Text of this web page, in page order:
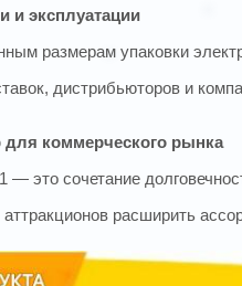
и эксплуатации
размерам упаковки
дистрибьюторов и
коммерческого рынка
— это сочетание
аттракционов расширить